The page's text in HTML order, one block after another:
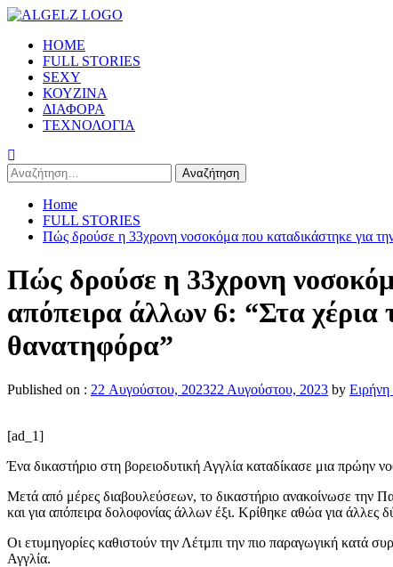
Skip
content
Primary
Menu
HOME
FULL STORIES
SEXY
ΚΟΥΖΙΝΑ
ΔΙΑΦΟΡΑ
ΤΕΧΝΟΛΟΓΙΑ
Αναζήτηση
για:
Home
FULL STORIES
Πώς δρούσε η 33χρονη νοσοκόμα που καταδικάστηκε για
Πώς δρούσε η 33χρονη
απόπειρα άλλων 6: “Στα χέρια
θανατηφόρα”
Published on : 22 Αυγούστου, 202322 Αυγούστου, 2023 by
[ad_1]
Ένα δικαστήριο στη βορειοδυτική Αγγλία καταδίκασε μια πρώην
Μετά από μέρες διαβουλεύσεων, το δικαστήριο ανακοίνωσε την
και για απόπειρα δολοφονίας άλλων έξι. Κρίθηκε αθώα για άλλες
Οι ετυμηγορίες καθιστούν την Λέτμπι την πιο παραγωγική κατά
Αγγλία.